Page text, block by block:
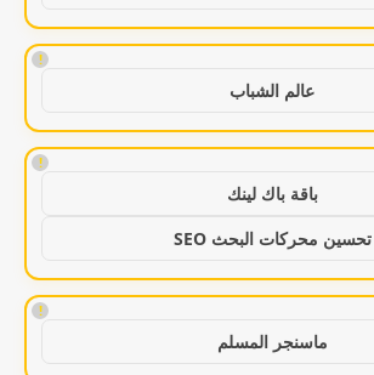
!
عالم الشباب
!
باقة باك لينك
تحسين محركات البحث SEO
!
ماسنجر المسلم